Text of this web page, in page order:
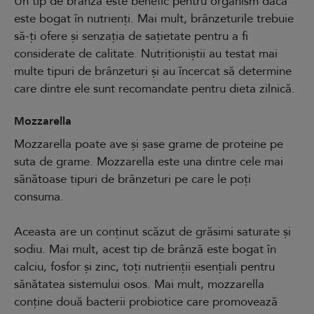
este bogat în nutrienți. Mai mult, brânzeturile trebuie
să-ți ofere și senzația de sațietate pentru a fi
considerate de calitate. Nutriționiștii au testat mai
multe tipuri de brânzeturi și au încercat să determine
care dintre ele sunt recomandate pentru dieta zilnică.
Mozzarella
Mozzarella poate ave și șase grame de proteine pe
suta de grame. Mozzarella este una dintre cele mai
sănătoase tipuri de brânzeturi pe care le poți
consuma.
Aceasta are un conținut scăzut de grăsimi saturate și
sodiu. Mai mult, acest tip de brânză este bogat în
calciu, fosfor și zinc, toți nutrienții esențiali pentru
sănătatea sistemului osos. Mai mult, mozzarella
conține două bacterii probiotice care promovează